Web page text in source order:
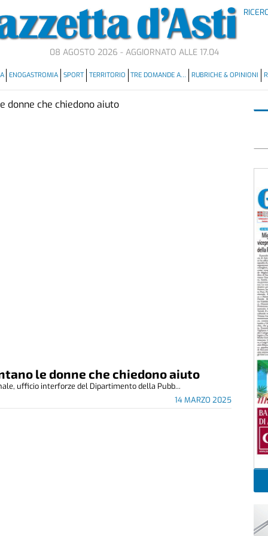
08 AGOSTO 2026 - AGGIORNATO ALLE 17.04
ENOGASTROMIA SPORT TERRITORIO TRE DOMANDE A… RUBRICHE & OPINIONI
le donne che chiedono aiuto
14 MARZO 2025
ufficio interforze del Dipartimento della Pubb...